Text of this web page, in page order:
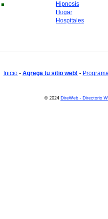
Hipnosis
Hogar
Hospitales
Inicio - Agrega tu sitio web! -
© 2024 DireWeb - Directorio